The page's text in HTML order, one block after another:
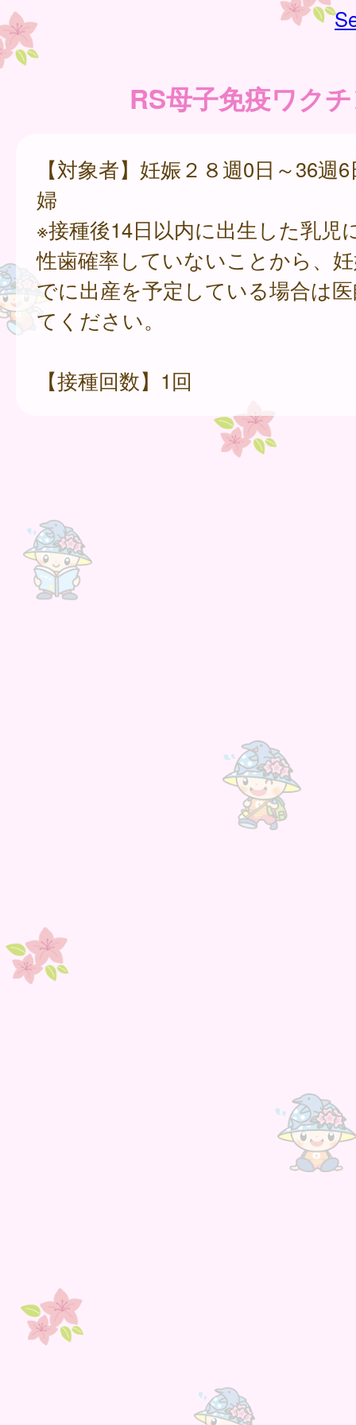
RS母子免疫ワク
【対象者】妊娠２８週0日～36週
婦
※接種後14日以内に出生した乳児
性歯確率していないことから、
でに出産を予定している場合は
てください。
【接種回数】1回